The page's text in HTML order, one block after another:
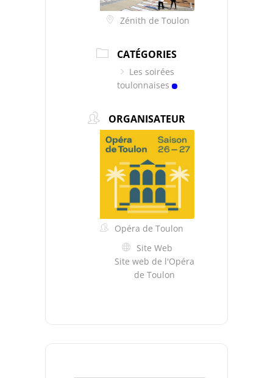
Zénith de Toulon
CATÉGORIES
Les soirées
toulonnaises
ORGANISATEUR
Opéra de Toulon
Site Web
Site web de l'Opéra
de Toulon